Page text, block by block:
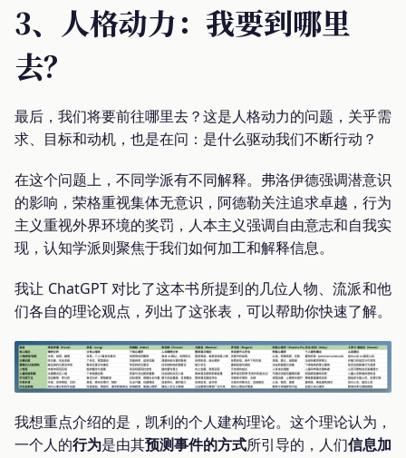
3、人格动力：我要到哪里
去？
最后，我们将要前往哪里去？这是人格动力的问题，关乎需
求、目标和动机，也是在问：是什么驱动我们不断行动？
在这个问题上，不同学派有不同解释。弗洛伊德强调潜意识
的影响，荣格重视集体无意识，阿德勒关注追求卓越，行为
主义重视外界环境的奖罚，人本主义强调自由意志和自我实
现，认知学派则聚焦于我们如何加工和解释信息。
我让 ChatGPT 对比了这本书所提到的几位人物、流派和他
们各自的理论观点，列出了这张表，可以帮助你快速了解。
我想重点介绍的是，凯利的个人建构理论。这个理论认为，
一个人的行为是由其预测事件的方式所引导的，人们信息加